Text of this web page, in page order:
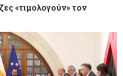
«τιμολογούν» τον